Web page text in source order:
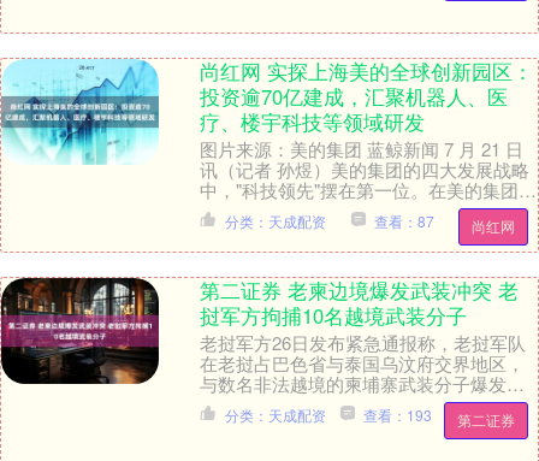
尚红网 实探上海美的全球创新园区：
投资逾70亿建成，汇聚机器人、医
疗、楼宇科技等领域研发
图片来源：美的集团 蓝鲸新闻 7 月 21 日
讯（记者 孙煜）美的集团的四大发展战略
中，"科技领先"摆在第一位。在美的集团副
总裁兼 CTO 卫昶看来，美的上海全....
尚红网
分类：天成配资 查看：87
第二证券 老柬边境爆发武装冲突 老
挝军方拘捕10名越境武装分子
老挝军方26日发布紧急通报称，老挝军队
在老挝占巴色省与泰国乌汶府交界地区，
与数名非法越境的柬埔寨武装分子爆发激
烈交火，拘捕10人并缴获武器。 根据老挝
占巴色军区....
第二证券
分类：天成配资 查看：193